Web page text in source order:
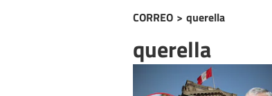
CORREO > querella
querella